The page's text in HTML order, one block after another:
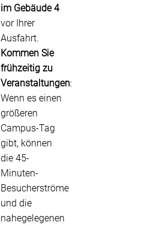
im Gebäude 4
vor Ihrer
Ausfahrt.
Kommen Sie
frühzeitig zu
Veranstaltungen:
Wenn es einen
größeren
Campus-Tag
gibt, können
die 45-
Minuten-
Besucherströme
und die
nahegelegenen